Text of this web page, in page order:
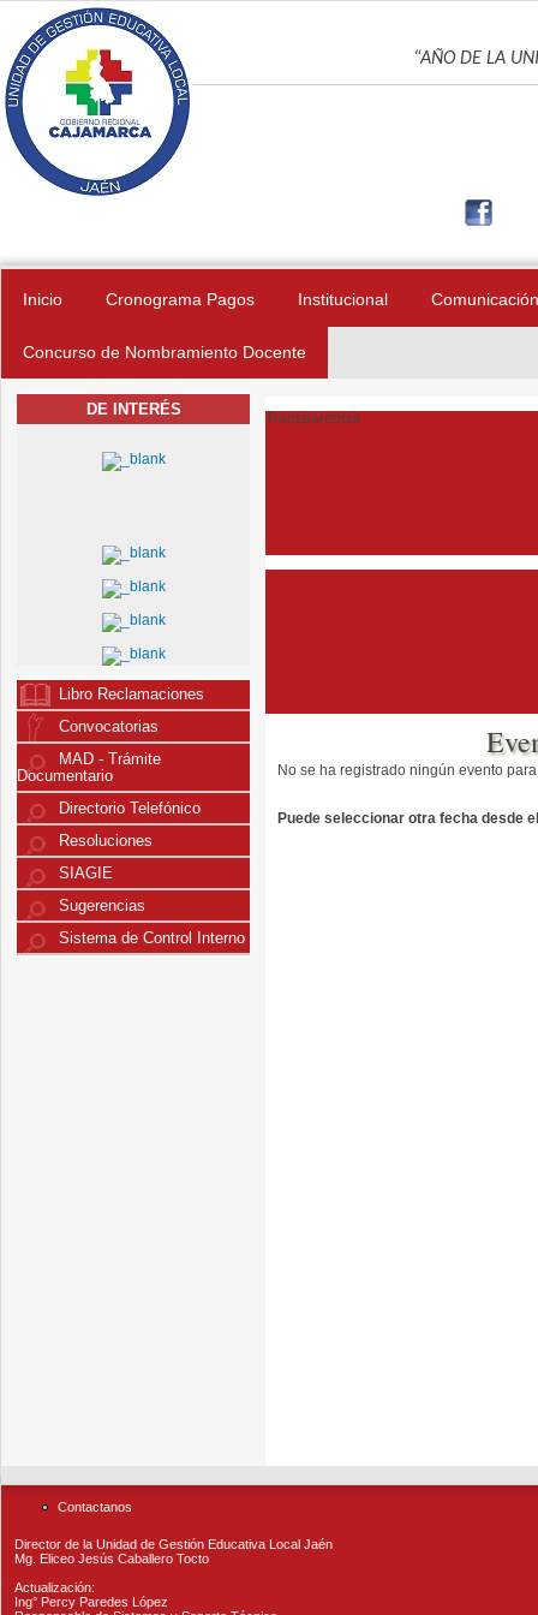
Pasar al contenido principal
“AÑO DE LA
Inicio Cronograma Pagos Institucional Comunicación
Concurso de Nombramiento Docente
DE INTERÉS
Libro Reclamaciones
Convocatorias
MAD - Trámite
Documentario
Directorio Telefónico
Resoluciones
SIAGIE
Sugerencias
Sistema de Control Interno
Transparencia
No se ha registrado ningún evento
Puede seleccionar otra fecha desde
Contactanos
Director de la Unidad de Gestión Educativa Local Jaén
Mg. Eliceo Jesús Caballero Tocto
Actualización:
Ing° Percy Paredes López